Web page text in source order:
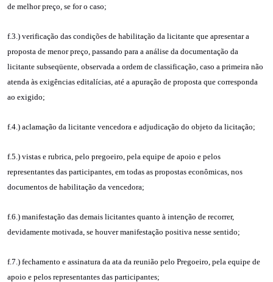
de melhor preço, se for o caso;
f.3.) verificação das condições de habilitação da licitante que apresentar a
proposta de menor preço, passando para a análise da documentação da
licitante subseqüente, observada a ordem de classificação, caso a primeira não
atenda às exigências editalícias, até a apuração de proposta que corresponda
ao exigido;
f.4.) aclamação da licitante vencedora e adjudicação do objeto da licitação;
f.5.) vistas e rubrica, pelo pregoeiro, pela equipe de apoio e pelos
representantes das participantes, em todas as propostas econômicas, nos
documentos de habilitação da vencedora;
f.6.) manifestação das demais licitantes quanto à intenção de recorrer,
devidamente motivada, se houver manifestação positiva nesse sentido;
f.7.) fechamento e assinatura da ata da reunião pelo Pregoeiro, pela equipe de
apoio e pelos representantes das participantes;